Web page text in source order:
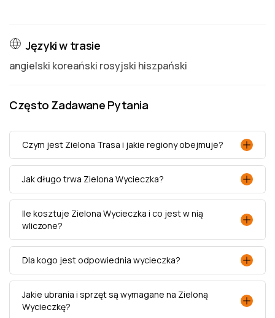
Języki w trasie
angielski koreański rosyjski hiszpański
Często Zadawane Pytania
Czym jest Zielona Trasa i jakie regiony obejmuje?
Jak długo trwa Zielona Wycieczka?
Ile kosztuje Zielona Wycieczka i co jest w nią
wliczone?
Dla kogo jest odpowiednia wycieczka?
Jakie ubrania i sprzęt są wymagane na Zieloną
Wycieczkę?